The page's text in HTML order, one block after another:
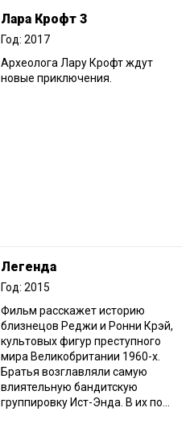
Лара Крофт 3
Год: 2017
Археолога Лару Крофт ждут
новые приключения.
Легенда
Год: 2015
Фильм расскажет историю
близнецов Реджи и Ронни Крэй,
культовых фигур преступного
мира Великобритании 1960-х.
Братья возглавляли самую
влиятельную бандитскую
группировку Ист-Энда. В их по...